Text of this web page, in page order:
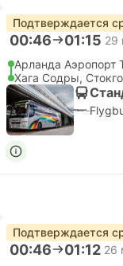
Подтверждается
00:46 01:15 29
Арланда Аэропорт
Хага Содры,
Подтверждается
00:46 01:12 26